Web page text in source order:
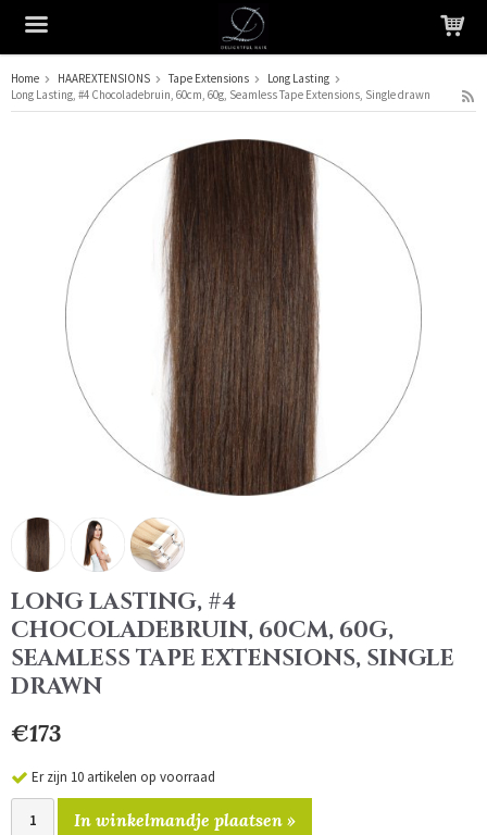
Het product is in je winkelmandje geplaatst
Home HAAREXTENSIONS Tape Extensions
Long Lasting
Long Lasting, #4 Chocoladebruin, 60cm, 60g, Seamless Tape Extensions, Single drawn
LONG LASTING, #4
CHOCOLADEBRUIN, 60CM, 60G,
SEAMLESS TAPE EXTENSIONS, SINGLE
DRAWN
€173
Er zijn 10 artikelen op voorraad
In winkelmandje plaatsen »